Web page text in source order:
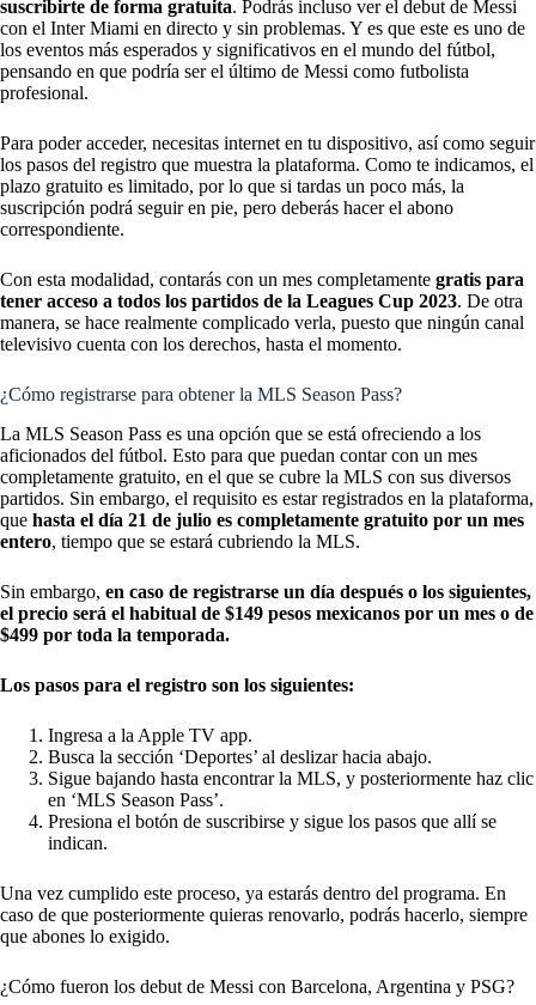
suscribirte de forma gratuita. Podrás incluso ver el debut de Messi
con el Inter Miami en directo y sin problemas. Y es que este es uno de
los eventos más esperados y significativos en el mundo del fútbol,
pensando en que podría ser el último de Messi como futbolista
profesional.
Para poder acceder, necesitas internet en tu dispositivo, así como seguir
los pasos del registro que muestra la plataforma. Como te indicamos, el
plazo gratuito es limitado, por lo que si tardas un poco más, la
suscripción podrá seguir en pie, pero deberás hacer el abono
correspondiente.
Con esta modalidad, contarás con un mes completamente gratis para
tener acceso a todos los partidos de la Leagues Cup 2023. De otra
manera, se hace realmente complicado verla, puesto que ningún canal
televisivo cuenta con los derechos, hasta el momento.
¿Cómo registrarse para obtener la MLS Season Pass?
La MLS Season Pass es una opción que se está ofreciendo a los
aficionados del fútbol. Esto para que puedan contar con un mes
completamente gratuito, en el que se cubre la MLS con sus diversos
partidos. Sin embargo, el requisito es estar registrados en la plataforma,
que hasta el día 21 de julio es completamente gratuito por un mes
entero, tiempo que se estará cubriendo la MLS.
Sin embargo, en caso de registrarse un día después o los siguientes,
el precio será el habitual de $149 pesos mexicanos por un mes o de
$499 por toda la temporada.
Los pasos para el registro son los siguientes:
Ingresa a la Apple TV app.
Busca la sección ‘Deportes’ al deslizar hacia abajo.
Sigue bajando hasta encontrar la MLS, y posteriormente haz clic
en ‘MLS Season Pass’.
Presiona el botón de suscribirse y sigue los pasos que allí se
indican.
Una vez cumplido este proceso, ya estarás dentro del programa. En
caso de que posteriormente quieras renovarlo, podrás hacerlo, siempre
que abones lo exigido.
¿Cómo fueron los debut de Messi con Barcelona, Argentina y PSG?